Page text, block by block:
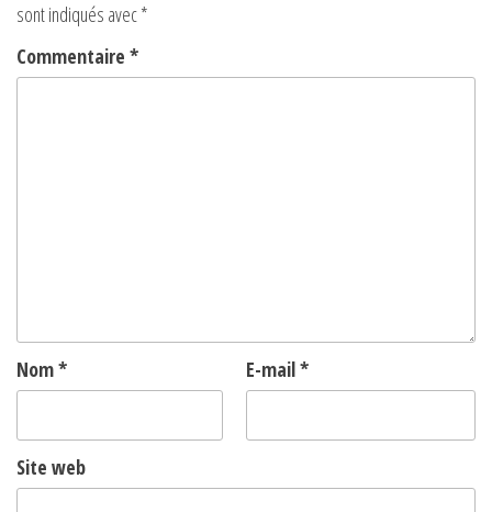
sont indiqués avec*
Commentaire *
Nom* E-mail*
Site web